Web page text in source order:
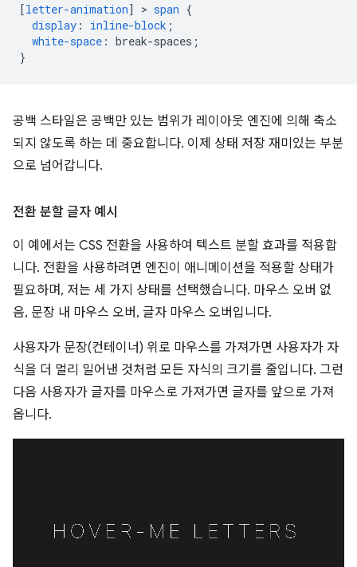
[letter-animation] > span {
display : inline-block ;
white-space : break-spaces ;
}
공백 스타일은 공백만 있는 범위가 레이아웃 엔진에 의해 축소
되지 않도록 하는 데 중요합니다. 이제 상태 저장 재미있는 부분
으로 넘어갑니다.
전환 분할 글자 예시
이 예에서는 CSS 전환을 사용하여 텍스트 분할 효과를 적용합
니다. 전환을 사용하려면 엔진이 애니메이션을 적용할 상태가
필요하며, 저는 세 가지 상태를 선택했습니다. 마우스 오버 없
음, 문장 내 마우스 오버, 글자 마우스 오버입니다.
사용자가 문장(컨테이너) 위로 마우스를 가져가면 사용자가 자
식을 더 멀리 밀어낸 것처럼 모든 자식의 크기를 줄입니다. 그런
다음 사용자가 글자를 마우스로 가져가면 글자를 앞으로 가져
옵니다.